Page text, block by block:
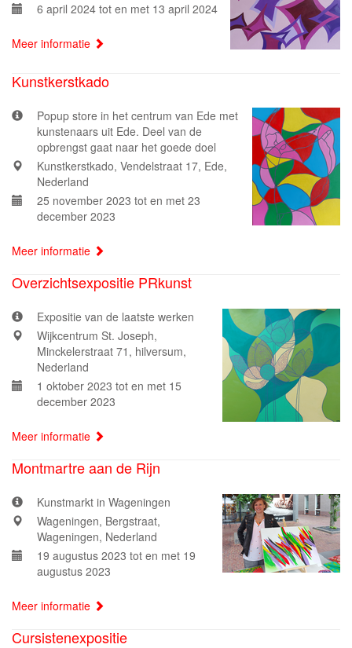
6 april 2024 tot en met 13 april 2024
Meer informatie
Kunstkerstkado
Popup store in het centrum van Ede met
kunstenaars uit Ede. Deel van de
opbrengst gaat naar het goede doel
Kunstkerstkado, Vendelstraat 17, Ede,
Nederland
25 november 2023 tot en met 23
december 2023
Meer informatie
Overzichtsexpositie PRkunst
Expositie van de laatste werken
Wijkcentrum St. Joseph,
Minckelerstraat 71, hilversum,
Nederland
1 oktober 2023 tot en met 15
december 2023
Meer informatie
Montmartre aan de Rijn
Kunstmarkt in Wageningen
Wageningen, Bergstraat,
Wageningen, Nederland
19 augustus 2023 tot en met 19
augustus 2023
Meer informatie
Cursistenexpositie